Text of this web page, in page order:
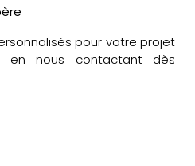
pour votre projet
en nous contactant dès